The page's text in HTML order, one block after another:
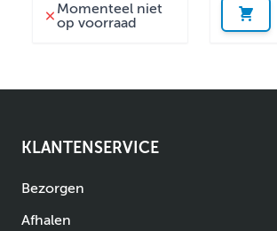
Momenteel niet
op voorraad
KLANTENSERVICE
Bezorgen
Afhalen